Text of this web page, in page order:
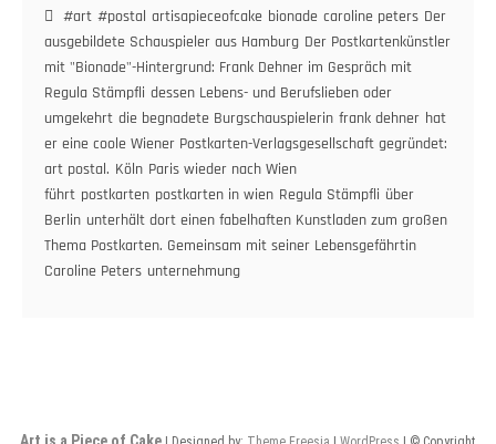
offene
Gesellschaft.
Der
Mann
für
Postkarten
mit
„Bionade“-
Hintergrund:
Frank
Dehner
im
#art #postal artisapieceofcake bionade caroline peters Der
ausgebildete Schauspieler aus Hamburg Der Postkartenkünstler
mit "Bionade"-Hintergrund: Frank Dehner im Gespräch mit
Regula Stämpfli dessen Lebens- und Berufslieben oder
umgekehrt die begnadete Burgschauspielerin frank dehner hat
er eine coole Wiener Postkarten-Verlagsgesellschaft gegründet:
art postal. Köln Paris wieder nach Wien
führt postkarten postkarten in wien Regula Stämpfli über
Berlin unterhält dort einen fabelhaften Kunstladen zum großen
Thema Postkarten. Gemeinsam mit seiner Lebensgefährtin
Caroline Peters unternehmung